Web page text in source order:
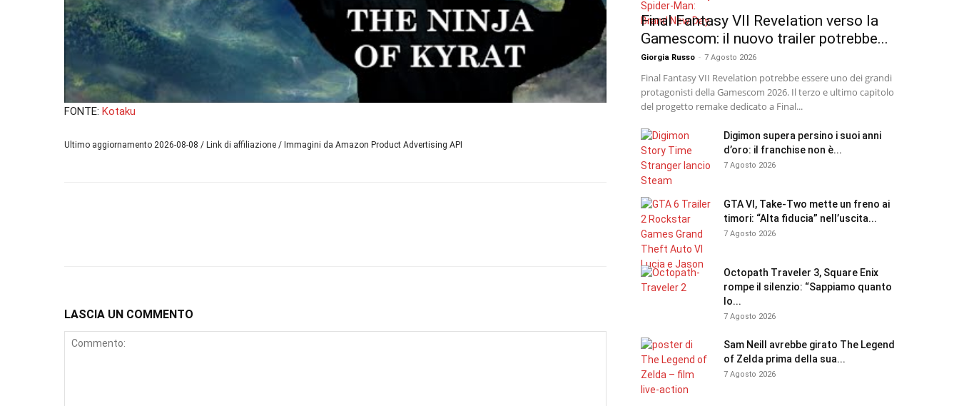
FONTE: Kotaku
Ultimo aggiornamento 2026-08-08 / Link di affiliazione / Immagini da Amazon Product Advertising API
LASCIA UN COMMENTO
Final Fantasy VII Revelation verso la
Gamescom: il nuovo trailer potrebbe...
Giorgia Russo - 7 Agosto 2026
Final Fantasy VII Revelation potrebbe essere uno dei grandi
protagonisti della Gamescom 2026. Il terzo e ultimo capitolo
del progetto remake dedicato a Final...
Digimon supera persino i suoi anni
d’oro: il franchise non è...
7 Agosto 2026
GTA VI, Take-Two mette un freno ai
timori: “Alta fiducia” nell’uscita...
7 Agosto 2026
Octopath Traveler 3, Square Enix
rompe il silenzio: “Sappiamo quanto
lo...
7 Agosto 2026
Sam Neill avrebbe girato The Legend
of Zelda prima della sua...
7 Agosto 2026